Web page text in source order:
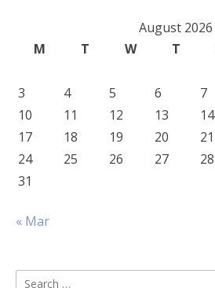
August 2026
M
T W T
3
4 5 6 7
10
11 12 13 14
17
18 19 20 21
24
25 26 27 28
31
« Mar
Search